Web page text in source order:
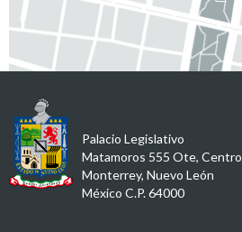
Palacio Legislativo
Matamoros 555 Ote, Centro
Monterrey, Nuevo León
México C.P. 64000